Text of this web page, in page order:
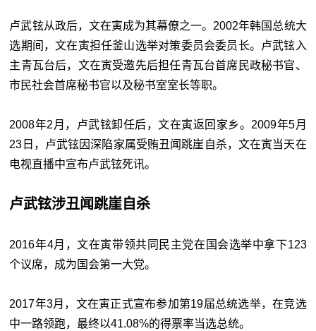
卢武铉从政后，文在寅成为其幕僚之一。2002年韩国总统大
选期间，文在寅担任釜山选举对策委员会委员长。卢武铉入
主青瓦台后，文在寅受邀先后担任青瓦台首席民政秘书官、
市民社会首席秘书官以及秘书室室长等职。
2008年2月，卢武铉卸任后，文在寅返回家乡。2009年5月
23日，卢武铉因深陷家属受贿丑闻跳崖自杀，文在寅当天在
电视直播中宣布卢武铉死讯。
卢武铉涉丑闻跳崖自杀
2016年4月，文在寅带领共同民主党在国会选举中拿下123
个议席，成为国会第一大党。
2017年3月，文在寅正式宣布参加第19届总统选举，在竞选
中一路领跑，最终以41.08%的得票率当选总统。